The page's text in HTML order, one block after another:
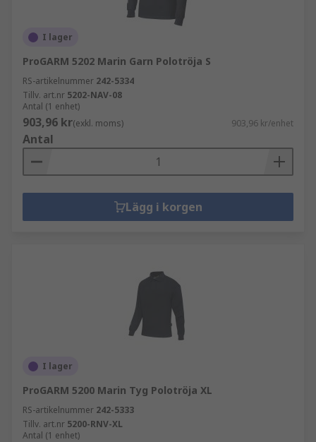
I lager
ProGARM 5202 Marin Garn Polotröja S
RS-artikelnummer 242-5334
Tillv. art.nr 5202-NAV-08
Antal (1 enhet)
903,96 kr(exkl. moms) 903,96 kr/enhet
Antal
Lägg i korgen
I lager
ProGARM 5200 Marin Tyg Polotröja XL
RS-artikelnummer 242-5333
Tillv. art.nr 5200-RNV-XL
Antal (1 enhet)